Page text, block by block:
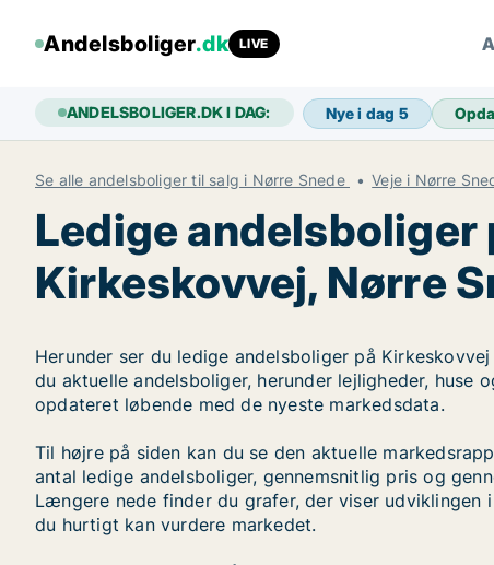
Andelsboliger.dk LIVE
ANDELSBOLIGER.DK I DAG: Nye i dag 5
Se alle andelsboliger til salg i Nørre Snede Veje i Nørre
Ledige andelsboliger
Kirkeskovvej, Nørre
Herunder ser du ledige andelsboliger på
du aktuelle andelsboliger, herunder lejligheder, huse
opdateret løbende med de nyeste markedsdata.
Til højre på siden kan du se den aktuelle
antal ledige andelsboliger, gennemsnitlig pris og
Længere nede finder du grafer, der viser udviklingen
du hurtigt kan vurdere markedet.